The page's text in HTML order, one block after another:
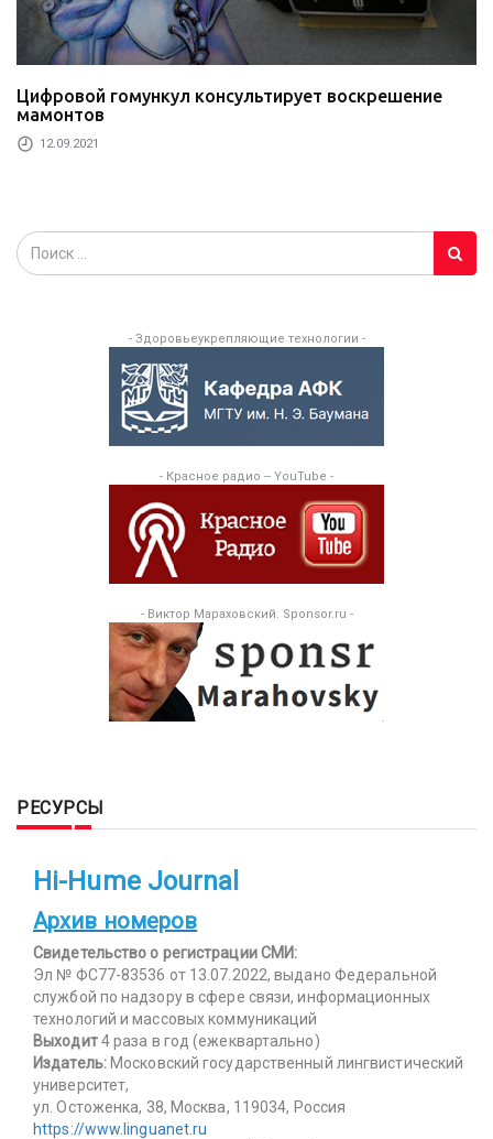
Цифровой гомункул консультирует воскрешение
мамонтов
12.09.2021
- Здоровьеукрепляющие технологии -
- Красное радио -- YouTube -
- Виктор Мараховский. Sponsor.ru -
РЕСУРСЫ
Hi-Hume Journal
Архив номеров
Свидетельство о регистрации СМИ:
Эл № ФС77-83536 от 13.07.2022, выдано Федеральной
службой по надзору в сфере связи, информационных
технологий и массовых коммуникаций
Выходит4 раза в год (ежеквартально)
Издатель:Московский государственный лингвистический
университет,
ул. Остоженка, 38, Москва, 119034, Россия
https://www.linguanet.ru